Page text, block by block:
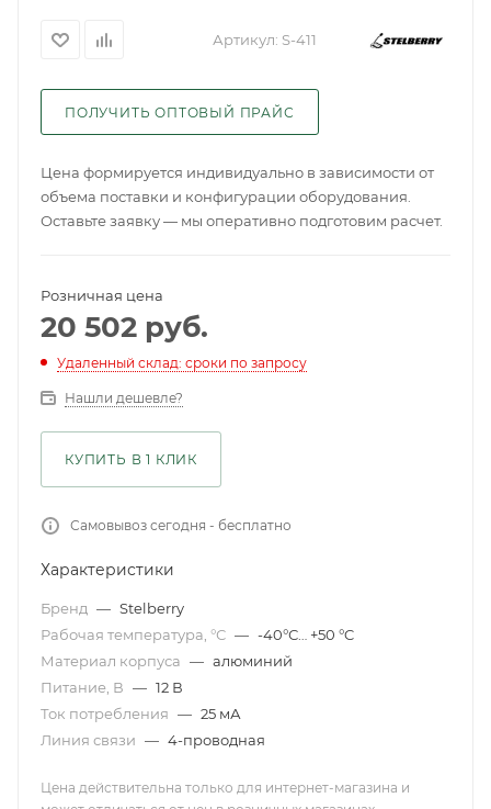
Артикул: S-411
ПОЛУЧИТЬ ОПТОВЫЙ ПРАЙС
Цена формируется индивидуально в зависимости от
объема поставки и конфигурации оборудования.
Оставьте заявку — мы оперативно подготовим расчет.
Розничная цена
20 502 руб.
Удаленный склад: сроки по запросу
Нашли дешевле?
КУПИТЬ В 1 КЛИК
Самовывоз сегодня - бесплатно
Характеристики
Бренд — Stelberry
Рабочая температура, °С — -40°С… +50 °C
Материал корпуса — алюминий
Питание, В — 12 В
Ток потребления — 25 мА
Линия связи — 4-проводная
Цена действительна только для интернет-магазина и